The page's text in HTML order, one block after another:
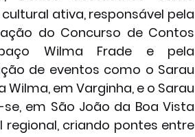
ativa, responsável pela
do Concurso de Contos
Wilma Frade e pela
de eventos como o Sarau
Wilma, em Varginha, e o Sarau
se, em São João da Boa Vista
regional, criando pontes entre